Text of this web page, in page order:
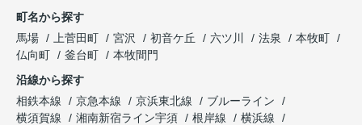
町名から探す
馬場
上菅田町 宮沢 初音ケ丘 六ツ川 法泉
本牧町
仏向町
釜台町
本牧間門
沿線から探す
相鉄本線
京急本線 京浜東北線
ブルーライン
横須賀線
湘南新宿ライン宇須 根岸線
横浜線